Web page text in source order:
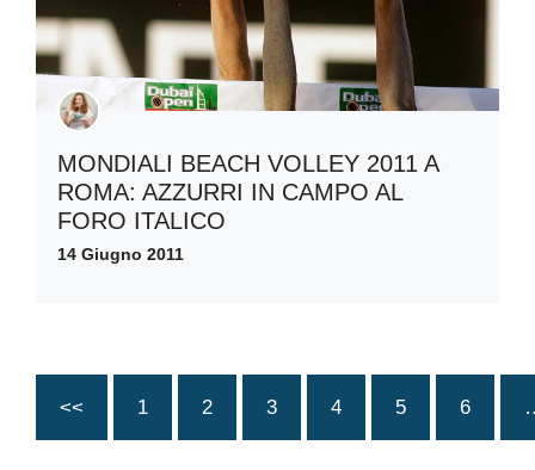
MONDIALI BEACH VOLLEY 2011 A
ROMA: AZZURRI IN CAMPO AL
FORO ITALICO
14 Giugno 2011
<< 1 2 3 4 5 6